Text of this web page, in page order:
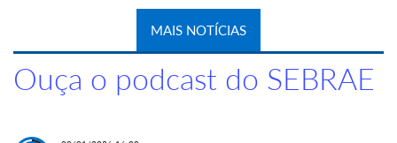
MAIS NOTÍCIAS
Ouça o podcast do SEBRAE